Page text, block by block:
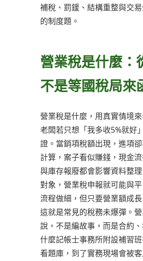
補稅、罰鍰、結構重整與交
的制度題。
營業稅是什麼：
不是等國稅局來
營業稅是什麼，用真實情境
老闆若只想「我多收5%就好
證。當銷項稅額出現，進項
計算，案子看似賺錢，現金
與庫存報廢都會影響資料整
對象，營業稅申報就可能與
流程做細，但只要營業額成
這就是常見的稅務未爆彈。
說，不是編故事，而是合約
什麼記帳士事務所附設補習
看題庫，到了實務現場會被